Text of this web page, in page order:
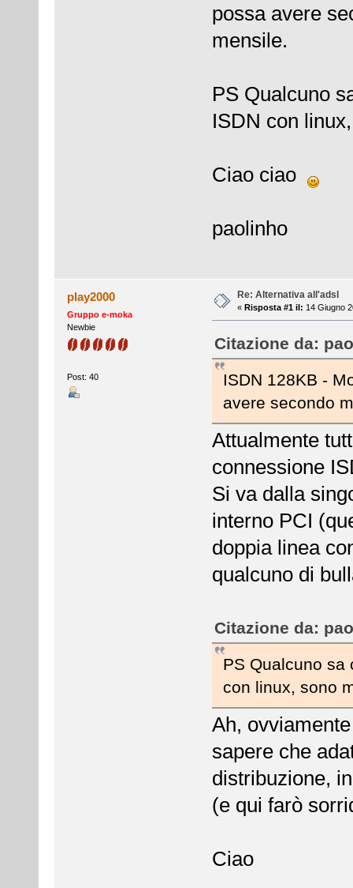
possa avere
mensile.
PS Qualcuno
ISDN con
Ciao ciao
paolinho
play2000
Gruppo e-moka
Newbie
Post: 40
Re: Alternativa all'adsl
« Risposta #1 il: 14 Giugno
Citazione da:
ISDN 128KB -
avere secondo
Attualmente
connessione
Si va dalla
interno PCI
doppia linea
qualcuno di
Citazione da:
PS Qualcuno sa
con linux, sono
Ah,
sapere che
distribuzione,
(e qui farò
Ciao